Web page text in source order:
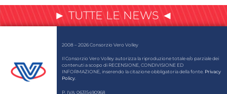
► TUTTE LE NEWS ◄
2008 – 2026 Consorzio Vero Volley
Il Consorzio Vero Volley autorizza la riproduzione totale e/o parziale dei
contenuti a scopo di RECENSIONE, CONDIVISIONE ED
INFORMAZIONE, inserendo la citazione obbligatoria della fonte. Privacy
Policy.
P. IVA: 06315490968